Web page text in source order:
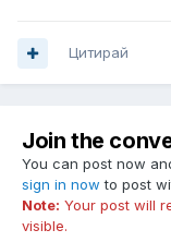
Цитирай
Join the
You can post now
sign in now to post
Note: Your post will
visible.